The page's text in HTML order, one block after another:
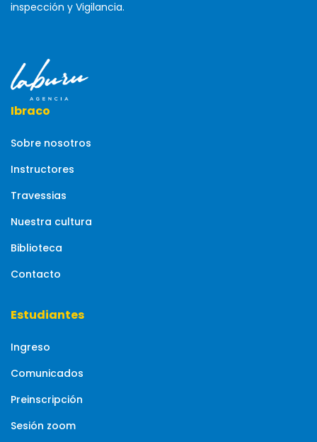
inspección y Vigilancia.
Ibraco
Sobre nosotros
Instructores
Travessias
Nuestra cultura
Biblioteca
Contacto
Estudiantes
Ingreso
Comunicados
Preinscripción
Sesión zoom